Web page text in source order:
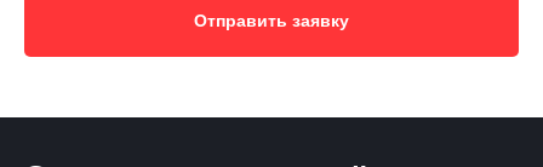
Отправить заявку